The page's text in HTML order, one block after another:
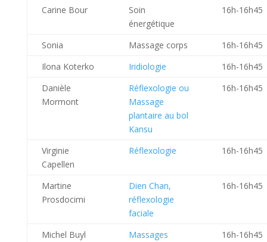
Carine Bour
Soin
énergétique
16h-16h45
Sonia Massage corps
16h-16h45
Ilona Koterko
Iridiologie
16h-16h45
Danièle
Mormont
Réflexologie ou
Massage
plantaire au bol
Kansu
16h-16h45
Virginie
Capellen
Réflexologie 16h-16h45
Martine
Prosdocimi
Dien Chan,
réflexologie
faciale
16h-16h45
Michel Buyl
Massages
16h-16h45